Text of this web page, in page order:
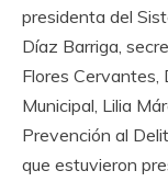
presidenta del
Díaz Barriga,
Flores Cervantes,
Municipal, Lilia
Prevención al
que estuvieron